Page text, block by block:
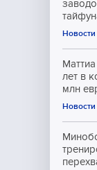
Новости
лет в
млн
Новости